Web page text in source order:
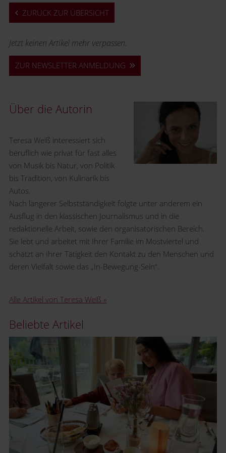
ZURÜCK ZUR ÜBERSICHT
Jetzt keinen Artikel mehr verpassen.
ZUR NEWSLETTER ANMELDUNG
Über die Autorin
Teresa Weiß interessiert sich
beruflich wie privat für fast alles
von Musik bis Natur, von Politik
bis Tradition, von Kulinarik bis
Autos.
Nach längerer Selbstständigkeit folgte unter anderem ein
Ausflug in den klassischen Journalismus und in die
redaktionelle Arbeit, sowie den organisatorischen Bereich.
Sie lebt und arbeitet mit Ihrer Familie im Mostviertel und
schätzt an Ihrer Tätigkeit den Kontakt zu den Menschen und
deren Vielfalt sowie das „In-Bewegung-Sein“.
Alle Artikel von Teresa Weiß »
Beliebte Artikel